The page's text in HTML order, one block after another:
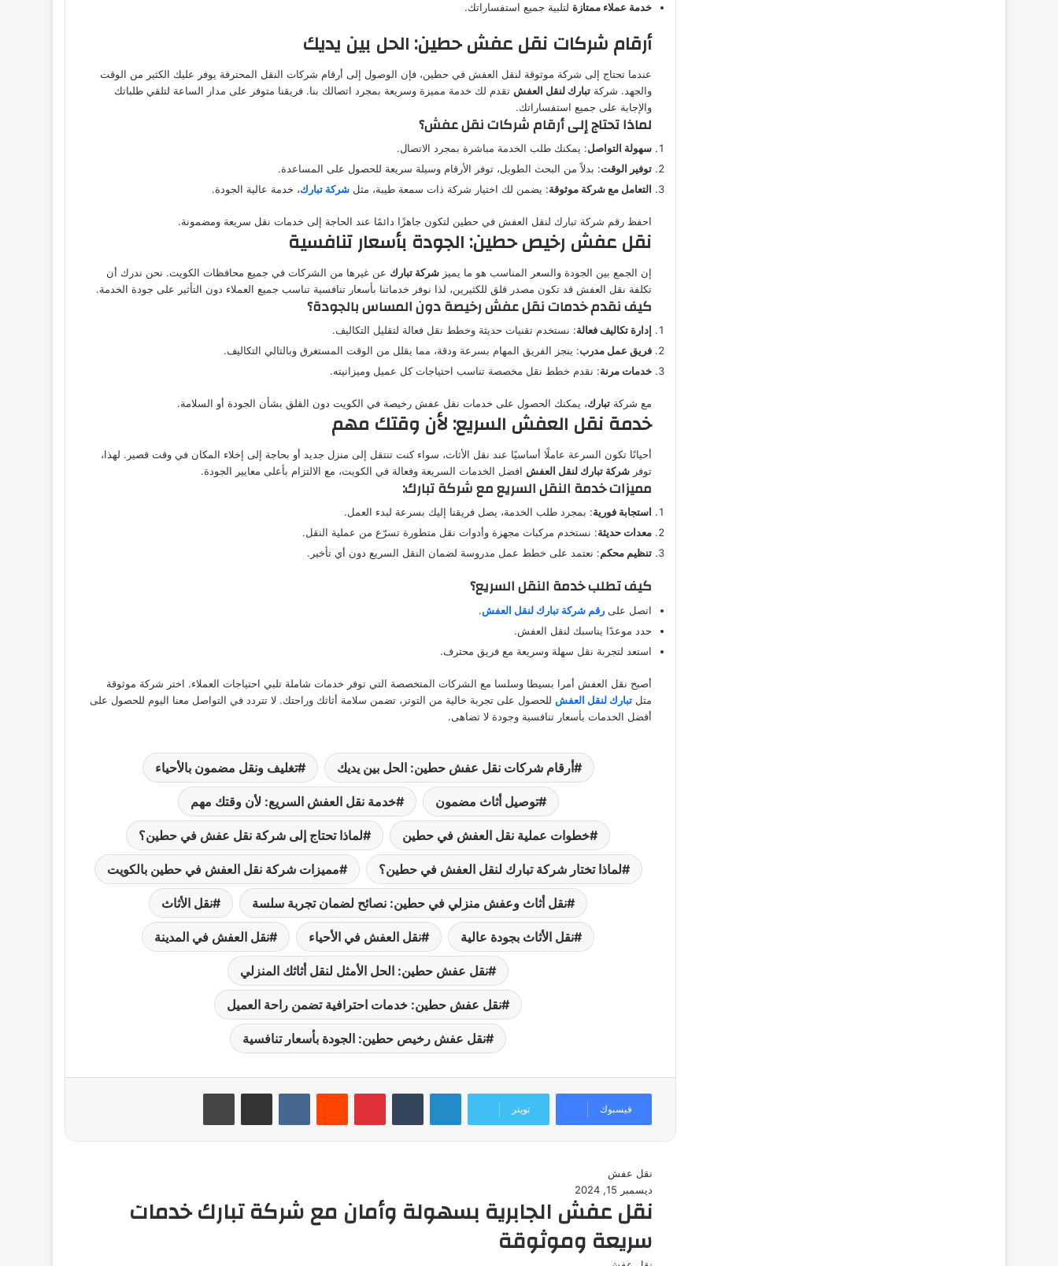
خدمة عملاء ممتازة لتلبية جميع استفساراتك.
أرقام شركات نقل عفش حطين: الحل بين يديك
عندما تحتاج إلى شركة موثوقة لنقل العفش في حطين، فإن الوصول إلى أرقام شركات النقل المحترفة يوفر عليك الكثير من الوقت
والجهد. شركةتبارك لنقل العفش تقدم لك خدمة مميزة وسريعة بمجرد اتصالك بنا. فريقنا متوفر على مدار الساعة لتلقي طلباتك
والإجابة على جميع استفساراتك.
لماذا تحتاج إلى أرقام شركات نقل عفش؟
سهولة التواصل: يمكنك طلب الخدمة مباشرة بمجرد الاتصال.
توفير الوقت: بدلاً من البحث الطويل، توفر الأرقام وسيلة سريعة للحصول على المساعدة.
التعامل مع شركة موثوقة: يضمن لك اختيار شركة ذات سمعة طيبة، مثلشركة تبارك، خدمة عالية الجودة.
احفظ رقم شركة تبارك لنقل العفش في حطين لتكون جاهزًا دائمًا عند الحاجة إلى خدمات نقل سريعة ومضمونة.
نقل عفش رخيص حطين: الجودة بأسعار تنافسية
إن الجمع بين الجودة والسعر المناسب هو ما يميزشركة تبارك عن غيرها من الشركات في جميع محافظات الكويت. نحن ندرك أن
تكلفة نقل العفش قد تكون مصدر قلق للكثيرين، لذا نوفر خدماتنا بأسعار تنافسية تناسب جميع العملاء دون التأثير على جودة الخدمة.
كيف نقدم خدمات نقل عفش رخيصة دون المساس بالجودة؟
إدارة تكاليف فعالة: نستخدم تقنيات حديثة وخطط نقل فعالة لتقليل التكاليف.
فريق عمل مدرب: ينجز الفريق المهام بسرعة ودقة، مما يقلل من الوقت المستغرق وبالتالي التكاليف.
خدمات مرنة: نقدم خطط نقل مخصصة تناسب احتياجات كل عميل وميزانيته.
مع شركةتبارك، يمكنك الحصول على خدمات نقل عفش رخيصة في الكويت دون القلق بشأن الجودة أو السلامة.
خدمة نقل العفش السريع: لأن وقتك مهم
أحيانًا تكون السرعة عاملًا أساسيًا عند نقل الأثاث، سواء كنت تنتقل إلى منزل جديد أو بحاجة إلى إخلاء المكان في وقت قصير. لهذا،
توفرشركة تبارك لنقل العفش افضل الخدمات السريعة وفعالة في الكويت، مع الالتزام بأعلى معايير الجودة.
مميزات خدمة النقل السريع مع شركة تبارك:
استجابة فورية: بمجرد طلب الخدمة، يصل فريقنا إليك بسرعة لبدء العمل.
معدات حديثة: نستخدم مركبات مجهزة وأدوات نقل متطورة تسرّع من عملية النقل.
تنظيم محكم: نعتمد على خطط عمل مدروسة لضمان النقل السريع دون أي تأخير.
كيف تطلب خدمة النقل السريع؟
اتصل علىرقم شركة تبارك لنقل العفش.
حدد موعدًا يناسبك لنقل العفش.
استعد لتجربة نقل سهلة وسريعة مع فريق محترف.
أصبح نقل العفش أمرا بسيطا وسلسا مع الشركات المتخصصة التي توفر خدمات شاملة تلبي احتياجات العملاء. اختر شركة موثوقة
مثلتبارك لنقل العفش للحصول على تجربة خالية من التوتر، تضمن سلامة أثاثك وراحتك. لا تتردد في التواصل معنا اليوم للحصول على
أفضل الخدمات بأسعار تنافسية وجودة لا تضاهى.
أرقام شركات نقل عفش حطين: الحل بين يديك تغليف ونقل مضمون بالأحياء
توصيل أثاث مضمون خدمة نقل العفش السريع: لأن وقتك مهم
خطوات عملية نقل العفش في حطين لماذا تحتاج إلى شركة نقل عفش في حطين؟
لماذا تختار شركة تبارك لنقل العفش في حطين؟ مميزات شركة نقل العفش في حطين بالكويت
نقل أثاث وعفش منزلي في حطين: نصائح لضمان تجربة سلسة نقل الأثاث
نقل الأثاث بجودة عالية نقل العفش في الأحياء نقل العفش في المدينة
نقل عفش حطين: الحل الأمثل لنقل أثاثك المنزلي
نقل عفش حطين: خدمات احترافية تضمن راحة العميل
نقل عفش رخيص حطين: الجودة بأسعار تنافسية
فيسبوك تويتر
لينكدإن بينتيريست مشاركة عبر البريد طباعة
أقرأ التالي
نقل عفش
ديسمبر 15, 2024
نقل عفش الجابرية بسهولة وأمان مع شركة تبارك خدمات
سريعة وموثوقة